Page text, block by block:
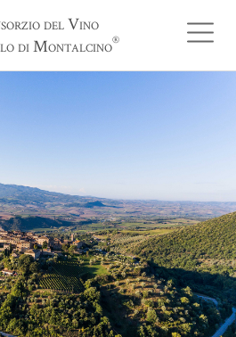
del Vino
di Montalcino®